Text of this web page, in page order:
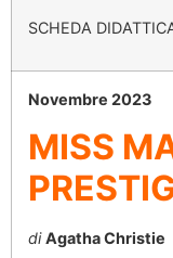
SCHEDA
Novembre 2023
MISS
diAgatha Christie